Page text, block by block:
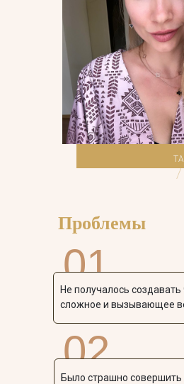
01
Не получалось создавать
сложное и вызывающее
Проблемы
02
Было страшно совершить